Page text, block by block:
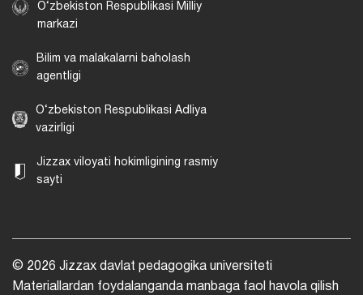
O‘zbekiston Respublikasi Milliy
markazi
Bilim va malakalarni baholash
agentligi
O‘zbekiston Respublikasi Adliya
vazirligi
Jizzax viloyati hokimligining rasmiy
sayti
© 2026 Jizzax davlat pedagogika universiteti
Materiallardan foydalanganda manbaga faol havola qilish